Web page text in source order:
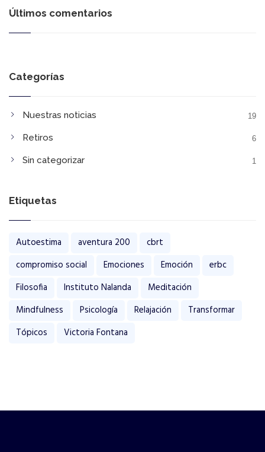
Últimos comentarios
Categorías
Nuestras noticias 19
Retiros 6
Sin categorizar 1
Etiquetas
Autoestima aventura 200
cbrt
compromiso social
Emociones Emoción
erbc
Filosofia
Instituto Nalanda
Meditación
Mindfulness
Psicología Relajación
Transformar
Tópicos
Victoria Fontana